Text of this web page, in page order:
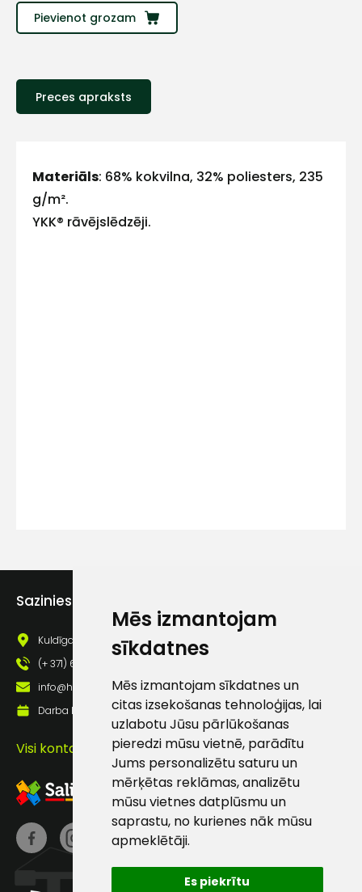
Mēs izmantojam
sīkdatnes
Mēs izmantojam sīkdatnes un
citas izsekošanas tehnoloģijas, lai
uzlabotu Jūsu pārlūkošanas
pieredzi mūsu vietnē, parādītu
Jums personalizētu saturu un
mērķētas reklāmas, analizētu
mūsu vietnes datplūsmu un
saprastu, no kurienes nāk mūsu
apmeklētāji.
Es piekrītu
Pievienot grozam
Preces apraksts
Materiāls: 68% kokvilna, 32% poliesters, 235
g/m².
YKK® rāvējslēdzēji.
Sazinies ar mums
Kuldīgas iela 69a, Saldus, Saldus nov., LV - 3801
(+ 371) 63 881 186
info@hards.lv
Darba laiks: Darbadienās: 8:00 - 17:00
Visi kontakti
Klientu
atbalsts
Darbdienās:
8:00 – 17:00
(+371) 63 881
info@hards.lv